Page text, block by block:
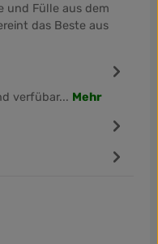
und Fülle aus dem
das Beste aus
verfübar... Mehr